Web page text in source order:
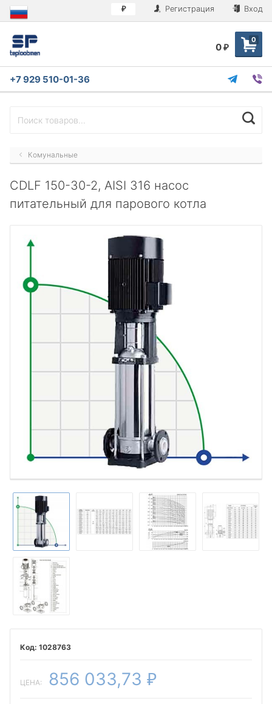
₽ Регистрация Вход
0
0 ₽
+7 929 510-01-36
Комунальные
CDLF 150-30-2, AISI 316 насос
питательный для парового котла
1028763
ЦЕНА: 856 033,73 ₽